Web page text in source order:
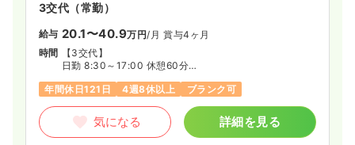
3交代（常勤）
給与 20.1〜40.9万円/月 賞与4ヶ月
時間
【3交代】
日勤 8:30～17:00 休憩60分
深夜 0:30～9:00 休憩60分
※2交代の場合 16:30～翌9:00
年間休日121日 4週8休以上 ブランク可
気になる 詳細を見る